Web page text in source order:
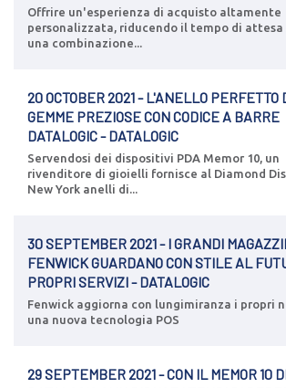
Offrire un'esperienza di acquisto altamente
personalizzata, riducendo il tempo di attesa
una combinazione...
20 OCTOBER 2021 - L'ANELLO PERFETTO
GEMME PREZIOSE CON CODICE A BARRE
DATALOGIC - DATALOGIC
Servendosi dei dispositivi PDA Memor 10, un
rivenditore di gioielli fornisce al Diamond
New York anelli di...
30 SEPTEMBER 2021 - I GRANDI
FENWICK GUARDANO CON STILE AL
PROPRI SERVIZI - DATALOGIC
Fenwick aggiorna con lungimiranza i propri
una nuova tecnologia POS
29 SEPTEMBER 2021 - CON IL MEMOR 10